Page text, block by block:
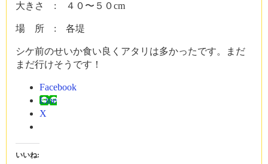
大きさ : ４０〜５０cm
場 所 : 各堤
シケ前のせいか食い良くアタリは多かったです。まだ
まだ行けそうです！
Facebook
Line
X
いいね: